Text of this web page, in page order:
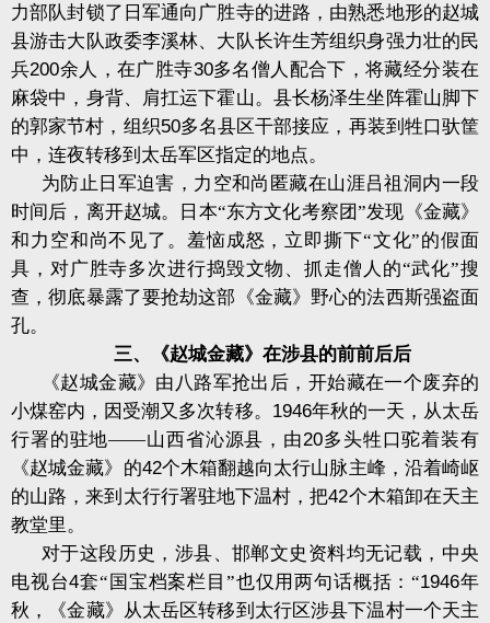
力部队封锁了日军通向广胜寺的进路，由熟悉地形的赵城
县游击大队政委李溪林、大队长许生芳组织身强力壮的民
兵200余人，在广胜寺30多名僧人配合下，将藏经分装在
麻袋中，身背、肩扛运下霍山。县长杨泽生坐阵霍山脚下
的郭家节村，组织50多名县区干部接应，再装到牲口驮筐
中，连夜转移到太岳军区指定的地点。
为防止日军迫害，力空和尚匿藏在山涯吕祖洞内一段
时间后，离开赵城。日本“东方文化考察团”发现《金藏》
和力空和尚不见了。羞恼成怒，立即撕下“文化”的假面
具，对广胜寺多次进行捣毁文物、抓走僧人的“武化”搜
查，彻底暴露了要抢劫这部《金藏》野心的法西斯强盗面
孔。
三、《赵城金藏》在涉县的前前后后
《赵城金藏》由八路军抢出后，开始藏在一个废弃的
小煤窑内，因受潮又多次转移。 1946年秋的一天，从太岳
行署的驻地——山西省沁源县，由20多头牲口驼着装有
《赵城金藏》的42个木箱翻越向太行山脉主峰，沿着崎岖
的山路，来到太行行署驻地下温村，把42个木箱卸在天主
教堂里。
对于这段历史，涉县、邯郸文史资料均无记载，中央
电视台4套“国宝档案栏目”也仅用两句话概括：“1946年
秋，《金藏》从太岳区转移到太行区涉县下温村一个天主